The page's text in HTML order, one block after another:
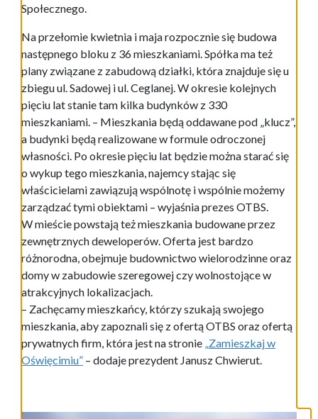
Społecznego.
Na przełomie kwietnia i maja rozpocznie się budowa
następnego bloku z 36 mieszkaniami. Spółka ma też
plany związane z zabudową działki, która znajduje się u
zbiegu ul. Sadowej i ul. Ceglanej. W okresie kolejnych
pięciu lat stanie tam kilka budynków z 330
mieszkaniami. – Mieszkania będą oddawane pod „klucz”,
a budynki będą realizowane w formule odroczonej
własności. Po okresie pięciu lat będzie można starać się
o wykup tego mieszkania, najemcy stając się
właścicielami zawiązują wspólnotę i wspólnie możemy
zarządzać tymi obiektami – wyjaśnia prezes OTBS.
W mieście powstają też mieszkania budowane przez
zewnętrznych deweloperów. Oferta jest bardzo
różnorodna, obejmuje budownictwo wielorodzinne oraz
domy w zabudowie szeregowej czy wolnostojące w
atrakcyjnych lokalizacjach.
– Zachęcamy mieszkańcy, którzy szukają swojego
mieszkania, aby zapoznali się z ofertą OTBS oraz ofertą
prywatnych firm, która jest na stronie „Zamieszkaj w
Oświęcimiu” – dodaje prezydent Janusz Chwierut.